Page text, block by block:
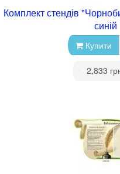
Комплект стендів
синій
Купити
2,833